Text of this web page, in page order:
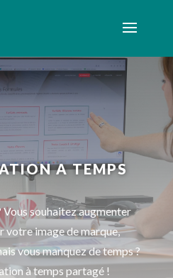
A TEMPS
souhaitez augmenter
image de marque,
vous manquez de temps ?
à temps partagé !